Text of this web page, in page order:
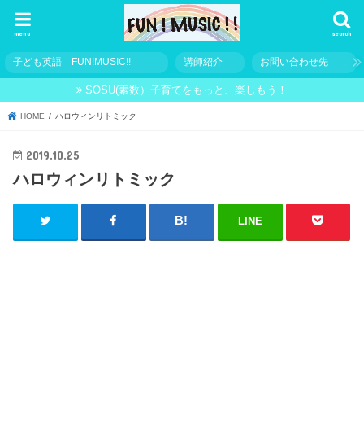
search
menu
子ども英語 FUN!MUSIC!! 講師紹介 お問い合わせ先
SOSU(素数）子育てをもっと、楽しもう！
HOME ハロウィンリトミック
2019.10.25
ハロウィンリトミック
LINE